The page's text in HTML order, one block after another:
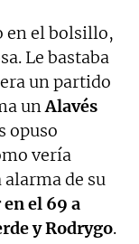
en el bolsillo,
Le bastaba
un partido
unAlavés
opuso
vería
alarma de su
el 69 a
y Rodrygo.